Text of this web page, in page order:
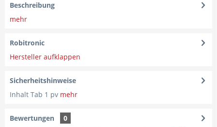
Beschreibung
mehr
Robitronic
Hersteller aufklappen
Sicherheitshinweise
Inhalt Tab 1 pv mehr
Bewertungen
0